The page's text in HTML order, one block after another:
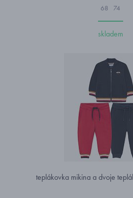
68 74
skladem
teplákovka mikina a dvoje